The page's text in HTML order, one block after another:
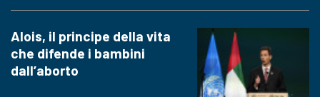
Alois, il principe della vita
che difende i bambini
dall’aborto